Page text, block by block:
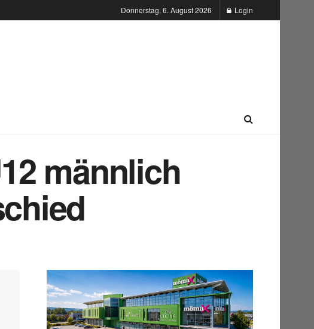
Donnerstag, 6. August 2026 Login
männlich